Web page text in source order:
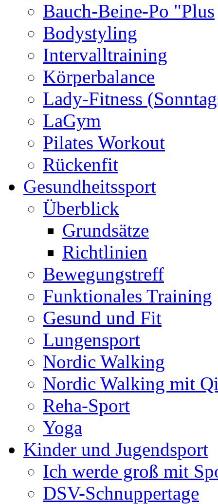
Bauch-Beine-Po "Plus
Bodystyling
Intervalltraining
Körperbalance
Lady-Fitness
LaGym
Pilates Workout
Rückenfit
Gesundheitssport
Überblick
Grundsätze
Richtlinien
Bewegungstreff
Funktionales Training
Gesund und Fit
Lungensport
Nordic Walking
Nordic Walking mit
Reha-Sport
Yoga
Kinder und Jugendsport
Ich werde groß mit
DSV-Schnuppertage